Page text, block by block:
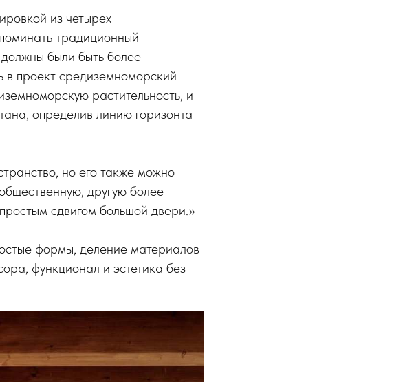
из четырех
традиционный
были быть более
в проект средиземноморский
растительность, и
определив линию горизонта
но его также можно
другую более
сдвигом большой двери.»
формы, деление материалов
функционал и эстетика без